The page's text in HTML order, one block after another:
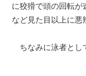
に狡猾で頭の回転
など見た目以上に悪
ちなみに泳者とし